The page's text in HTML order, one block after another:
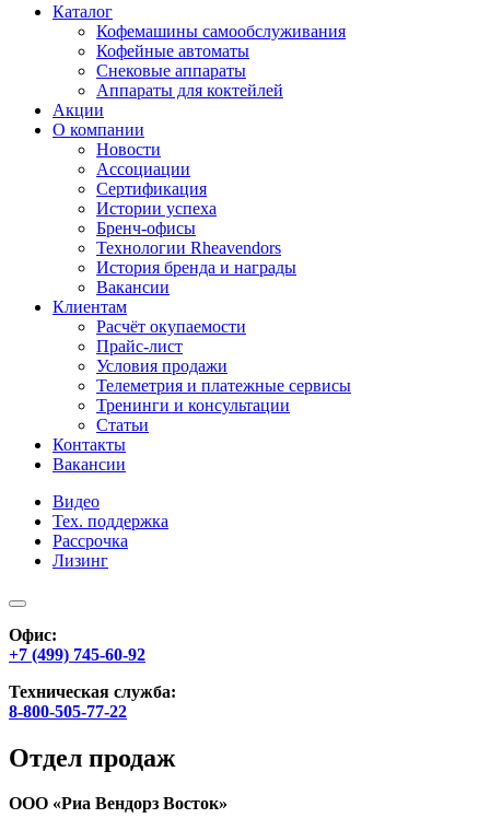
Каталог
Кофемашины самообслуживания
Кофейные автоматы
Снековые аппараты
Аппараты для коктейлей
Акции
О компании
Новости
Ассоциации
Сертификация
Истории успеха
Бренч-офисы
Технологии Rheavendors
История бренда и награды
Вакансии
Клиентам
Расчёт окупаемости
Прайс-лист
Условия продажи
Телеметрия и платежные сервисы
Тренинги и консультации
Статьи
Контакты
Вакансии
Видео
Тех. поддержка
Рассрочка
Лизинг
Офис:
+7 (499) 745-60-92
Техническая служба:
8-800-505-77-22
Отдел продаж
ООО «Риа Вендорз Восток»